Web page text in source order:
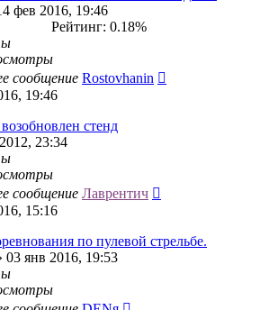
фев 2016, 19:46
Рейтинг: 0.18%
сообщение Rostovhanin
19:46
стенд
23:34
сообщение Лаврентич
15:16
по пулевой стрельбе.
03 янв 2016, 19:53